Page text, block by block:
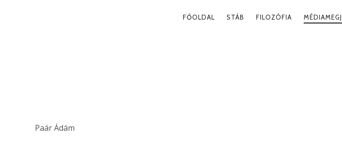
PRIMARY
FŐOLDAL STÁB FILOZÓFIA
Paár Ádám